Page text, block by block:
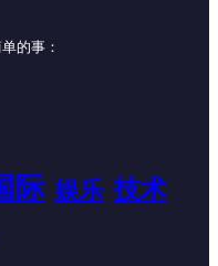
的事：
际 娱乐 技术